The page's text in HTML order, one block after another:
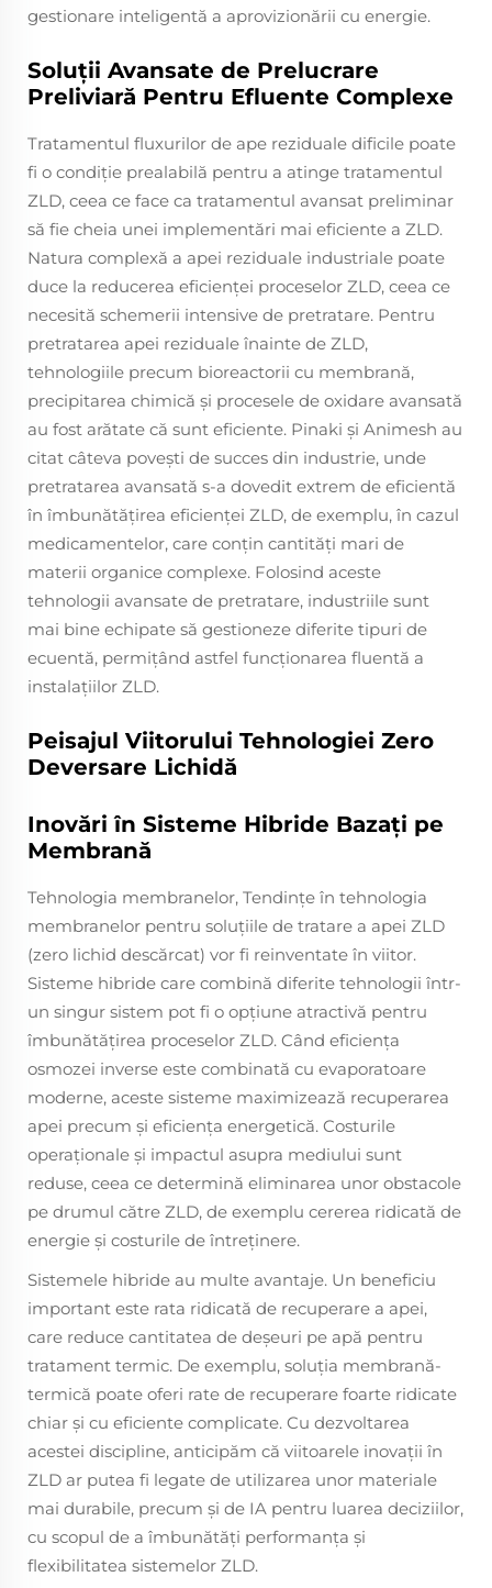
gestionare inteligentă a aprovizionării cu energie.
Soluții Avansate de Prelucrare
Preliviară Pentru Efluente Complexe
Tratamentul fluxurilor de ape reziduale dificile poate
fi o condiție prealabilă pentru a atinge tratamentul
ZLD, ceea ce face ca tratamentul avansat preliminar
să fie cheia unei implementări mai eficiente a ZLD.
Natura complexă a apei reziduale industriale poate
duce la reducerea eficienței proceselor ZLD, ceea ce
necesită schemerii intensive de pretratare. Pentru
pretratarea apei reziduale înainte de ZLD,
tehnologiile precum bioreactorii cu membrană,
precipitarea chimică și procesele de oxidare avansată
au fost arătate că sunt eficiente. Pinaki și Animesh au
citat câteva povești de succes din industrie, unde
pretratarea avansată s-a dovedit extrem de eficientă
în îmbunătățirea eficienței ZLD, de exemplu, în cazul
medicamentelor, care conțin cantități mari de
materii organice complexe. Folosind aceste
tehnologii avansate de pretratare, industriile sunt
mai bine echipate să gestioneze diferite tipuri de
ecuentă, permițând astfel funcționarea fluentă a
instalațiilor ZLD.
Peisajul Viitorului Tehnologiei Zero
Deversare Lichidă
Inovări în Sisteme Hibride Bazați pe
Membrană
Tehnologia membranelor, Tendințe în tehnologia
membranelor pentru soluțiile de tratare a apei ZLD
(zero lichid descărcat) vor fi reinventate în viitor.
Sisteme hibride care combină diferite tehnologii într-
un singur sistem pot fi o opțiune atractivă pentru
îmbunătățirea proceselor ZLD. Când eficiența
osmozei inverse este combinată cu evaporatoare
moderne, aceste sisteme maximizează recuperarea
apei precum și eficiența energetică. Costurile
operaționale și impactul asupra mediului sunt
reduse, ceea ce determină eliminarea unor obstacole
pe drumul către ZLD, de exemplu cererea ridicată de
energie și costurile de întreținere.
Sistemele hibride au multe avantaje. Un beneficiu
important este rata ridicată de recuperare a apei,
care reduce cantitatea de deșeuri pe apă pentru
tratament termic. De exemplu, soluția membrană-
termică poate oferi rate de recuperare foarte ridicate
chiar și cu eficiente complicate. Cu dezvoltarea
acestei discipline, anticipăm că viitoarele inovații în
ZLD ar putea fi legate de utilizarea unor materiale
mai durabile, precum și de IA pentru luarea deciziilor,
cu scopul de a îmbunătăți performanța și
flexibilitatea sistemelor ZLD.